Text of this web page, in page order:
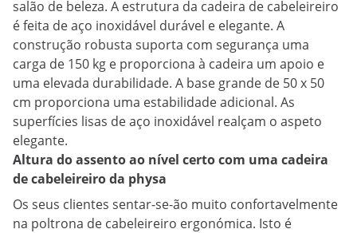
salão de beleza. A estrutura da cadeira de cabeleireiro
é feita de aço inoxidável durável e elegante. A
construção robusta suporta com segurança uma
carga de 150 kg e proporciona à cadeira um apoio e
uma elevada durabilidade. A base grande de 50 x 50
cm proporciona uma estabilidade adicional. As
superfícies lisas de aço inoxidável realçam o aspeto
elegante.
Altura do assento ao nível certo com uma cadeira
de cabeleireiro da physa
Os seus clientes sentar-se-ão muito confortavelmente
na poltrona de cabeleireiro ergonómica. Isto é